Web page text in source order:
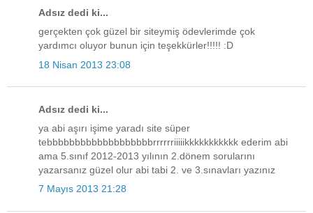
Adsız dedi ki...
gerçekten çok güzel bir siteymiş ödevlerimde çok
yardımcı oluyor bunun için teşekkürler!!!!! :D
18 Nisan 2013 23:08
Adsız dedi ki...
ya abi aşırı işime yaradı site süper
tebbbbbbbbbbbbbbbbbbbrrrrrriiiiikkkkkkkkkkk ederim abi
ama 5.sınıf 2012-2013 yılının 2.dönem sorularını
yazarsanız güzel olur abi tabi 2. ve 3.sınavları yazınız
7 Mayıs 2013 21:28